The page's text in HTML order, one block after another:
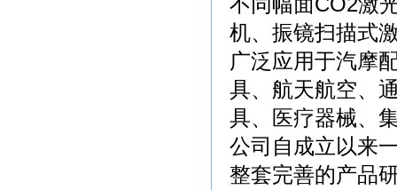
机、振镜扫描式
广泛应用于汽摩
具、航天航空、
具、医疗器械、
公司自成立以来
整套完善的产品